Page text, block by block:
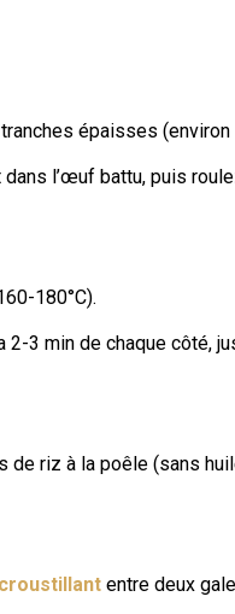
épaisses (environ
l’œuf battu, puis
180°C).
3 min de chaque côté,
riz à la poêle (sans
entre deux